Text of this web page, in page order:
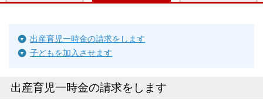
出産育児一時金の請求をします
子どもを加入させます
出産育児一時金の請求をします